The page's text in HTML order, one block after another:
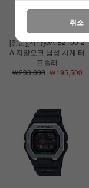
[정품][지샥]GA-B2100-2
A 지얄오크 남성 시계 터
프솔라
￦230,000￦195,500
취소